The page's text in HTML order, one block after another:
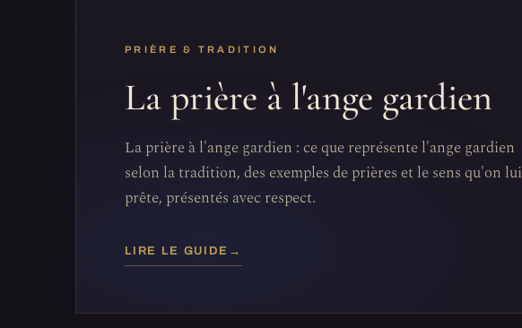
PRIÈRE & TRADITION
La prière à l'ange gardien
La prière à l'ange gardien : ce que représente l'ange gardien
selon la tradition, des exemples de prières et le sens qu'on lui
prête, présentés avec respect.
LIRE LE GUIDE →